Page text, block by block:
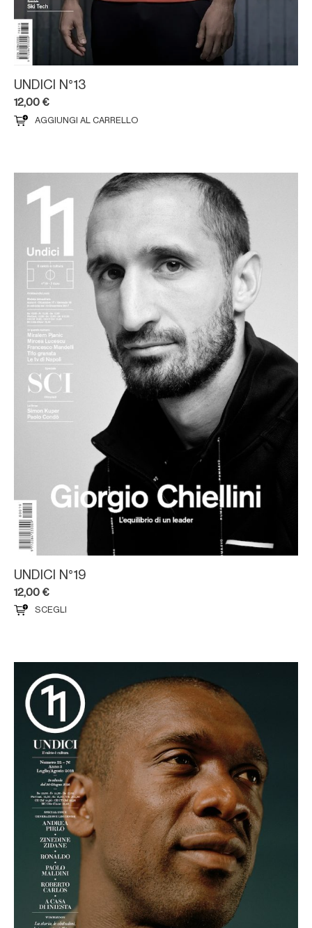
UNDICI N°13
12,00 €
AGGIUNGI AL CARRELLO
UNDICI N°19
12,00 €
SCEGLI